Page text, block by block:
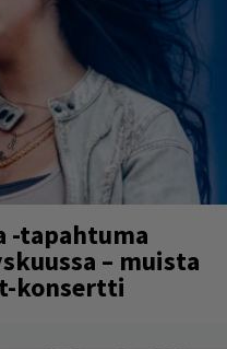
-tapahtuma
– muista
konsertti